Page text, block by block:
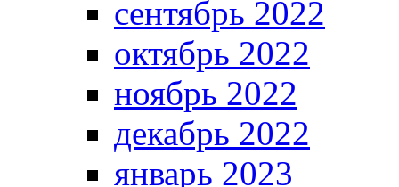
сентябрь 2022
октябрь 2022
ноябрь 2022
декабрь 2022
январь 2023